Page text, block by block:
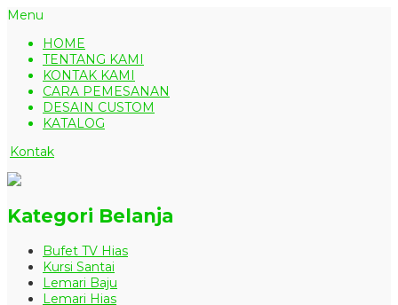
Menu
HOME
TENTANG KAMI
KONTAK KAMI
CARA PEMESANAN
DESAIN CUSTOM
KATALOG
Kontak
Kategori Belanja
Bufet TV Hias
Kursi Santai
Lemari Baju
Lemari Hias